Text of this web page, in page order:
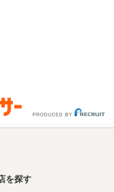
を探す